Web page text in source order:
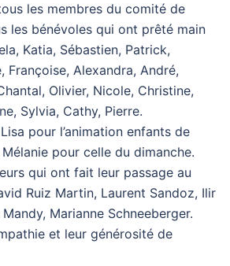
les membres du comité de
les bénévoles qui ont prêté main
Katia, Sébastien, Patrick,
Françoise, Alexandra, André,
Olivier, Nicole, Christine,
Sylvia, Cathy, Pierre.
pour l’animation enfants de
pour celle du dimanche.
qui ont fait leur passage au
Ruiz Martin, Laurent Sandoz, Ilir
Marianne Schneeberger.
et leur générosité de